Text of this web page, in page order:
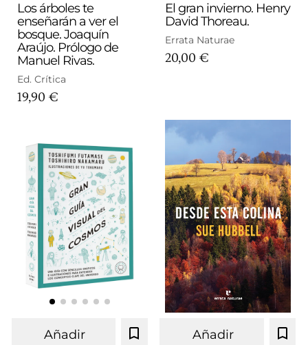
Los árboles te
enseñarán a ver el
bosque. Joaquín
Araújo. Prólogo de
Manuel Rivas.
Ed. Crítica
19,90 €
El gran invierno. Henry
David Thoreau.
Errata Naturae
20,00 €
Añadir
Añadir